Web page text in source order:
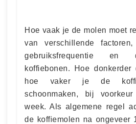
Hoe vaak je de molen moet
van verschillende
gebruiksfrequentie en
koffiebonen. Hoe donkerder
hoe vaker je de
schoonmaken, bij
week. Als algemene regel
de koffiemolen na ongeveer